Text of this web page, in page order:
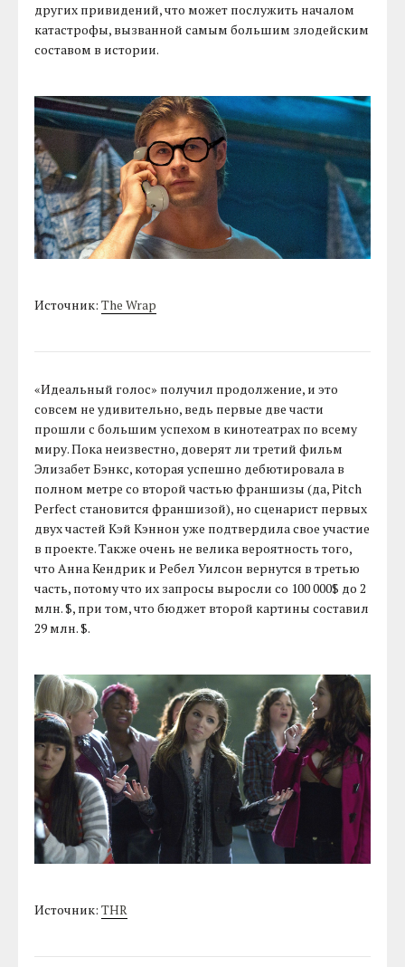
других привидений, что может послужить началом
катастрофы, вызванной самым большим злодейским
составом в истории.
Источник:The Wrap
«Идеальный голос» получил продолжение, и это
совсем не удивительно, ведь первые две части
прошли с большим успехом в кинотеатрах по всему
миру. Пока неизвестно, доверят ли третий фильм
Элизабет Бэнкс, которая успешно дебютировала в
полном метре со второй частью франшизы (да, Pitch
Perfect становится франшизой), но сценарист первых
двух частей Кэй Кэннон уже подтвердила свое участие
в проекте. Также очень не велика вероятность того,
что Анна Кендрик и Ребел Уилсон вернутся в третью
часть, потому что их запросы выросли со 100 000$ до 2
млн. $, при том, что бюджет второй картины составил
29 млн. $.
Источник:THR